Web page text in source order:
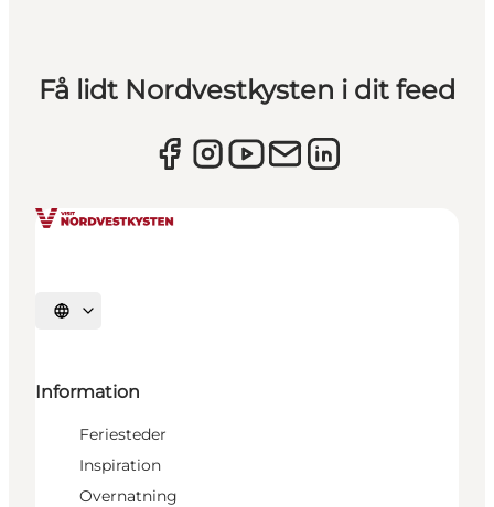
Få lidt Nordvestkysten i dit feed
Vælg sprog
Information
Feriesteder
Inspiration
Overnatning